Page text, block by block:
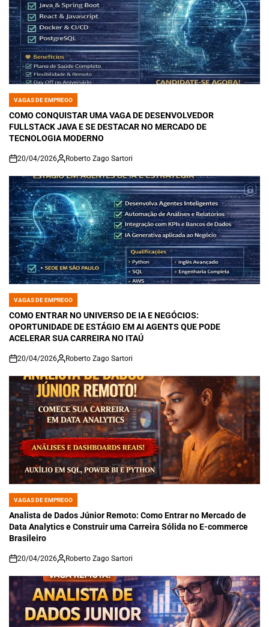
POSTED
IN
VAGAS DE EMPREGO
COMO CONQUISTAR UMA VAGA DE DESENVOLVEDOR
FULLSTACK JAVA E SE DESTACAR NO MERCADO DE
TECNOLOGIA MODERNO
on
20/04/2026 Roberto Zago Sartori
POSTED
IN
VAGAS DE EMPREGO
COMO ENTRAR NO UNIVERSO DE IA E NEGÓCIOS:
OPORTUNIDADE DE ESTÁGIO EM AI AGENTS QUE PODE
ACELERAR SUA CARREIRA NO ITAÚ
on
20/04/2026 Roberto Zago Sartori
POSTED
IN
VAGAS DE EMPREGO
Analista de Dados Júnior Remoto: Como Entrar no Mercado de
Data Analytics e Construir uma Carreira Sólida no E-commerce
Brasileiro
on
20/04/2026 Roberto Zago Sartori